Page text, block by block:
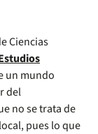
Ciencias
un mundo
del
no se trata de
pues lo que